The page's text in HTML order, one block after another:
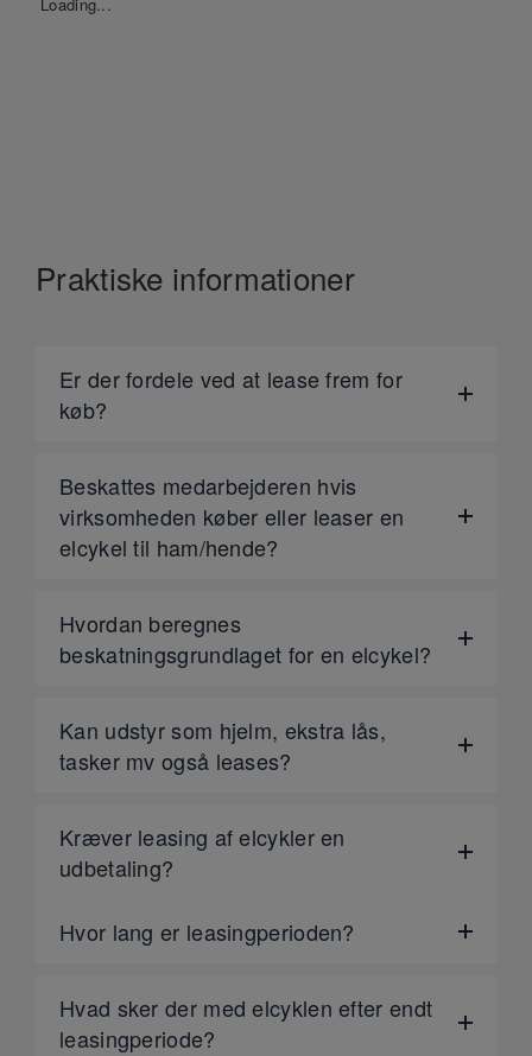
Praktiske informationer
Er der fordele ved at lease frem for
køb?
Beskattes medarbejderen hvis
virksomheden køber eller leaser en
elcykel til ham/hende?
Hvordan beregnes
beskatningsgrundlaget for en elcykel?
Kan udstyr som hjelm, ekstra lås,
tasker mv også leases?
Kræver leasing af elcykler en
udbetaling?
Hvor lang er leasingperioden?
Hvad sker der med elcyklen efter endt
leasingperiode?